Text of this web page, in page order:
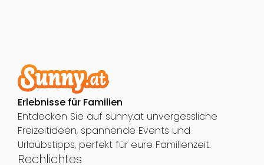
Erlebnisse für Familien
Entdecken Sie auf sunny.at unvergessliche
Freizeitideen, spannende Events und
Urlaubstipps, perfekt für eure Familienzeit.
Rechlichtes